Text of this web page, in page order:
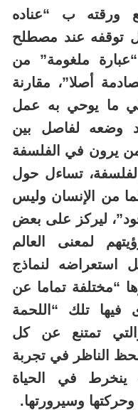
ورقته ب “عناده
توقفه عند مصطلح
ملغومة” من
أصلا”، مقارنة
هي ما يوحي به عمل
وضعه لفاصل بين
يرون في الفلسفة
تساءل حول
من الإنسان وليس
ليركز على بعض
لمعنى العالم
استعراضه لنماذج
“مختلفة تماما عن
فيها تلك “اللحمة
تمتنع عن كل
الناظر في تجربة
ينخرط في الحياة
وسيرورتها.